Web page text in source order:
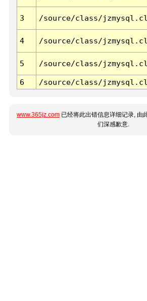
3 /source/class/
4 /source/class/
5 /source/class/
6 /source/class/
www.365jz.com 已经将此出错信息详细记录, 由
们深感歉意.